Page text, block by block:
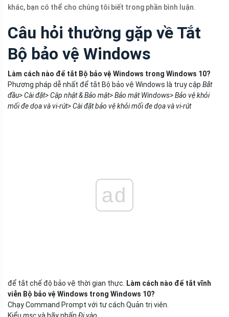
khác, bạn có thể cho chúng tôi biết trong phần bình luận.
Câu hỏi thường gặp về Tắt
Bộ bảo vệ Windows
Làm cách nào để tắt Bộ bảo vệ Windows trong Windows 10?
Phương pháp dễ nhất để tắt Bộ bảo vệ Windows là truy cập Bắt
đầu> Cài đặt> Cập nhật & Bảo mật> Bảo mật Windows> Bảo vệ khỏi
mối đe dọa và vi-rút> Cài đặt bảo vệ khỏi mối đe dọa và vi-rút
ad
để tắt chế độ bảo vệ thời gian thực. Làm cách nào để tắt vĩnh
viễn Bộ bảo vệ Windows trong Windows 10?
Chạy Command Prompt với tư cách Quản trị viên.